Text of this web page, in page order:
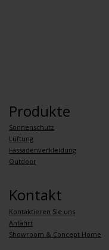
Produkte
Sonnenschutz
Lüftung
Fassadenverkleidung
Outdoor
Kontakt
Kontaktieren Sie uns
Anfahrt
Showroom & Concept Home